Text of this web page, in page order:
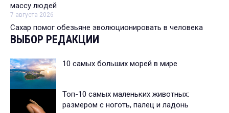
массу людей
7 августа 2026
Сахар помог обезьяне эволюционировать в человека
ВЫБОР РЕДАКЦИИ
10 самых больших морей в мире
Топ-10 самых маленьких животных:
размером с ноготь, палец и ладонь